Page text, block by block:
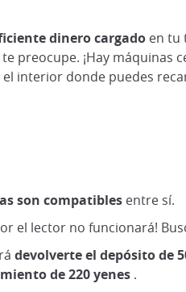
dinero cargadoen tu
preocupe. ¡Hay máquinas
interior donde puedes
son compatibles entre sí.
el lector no funcionará!
devolverte el depósito de
de 220 yenes .